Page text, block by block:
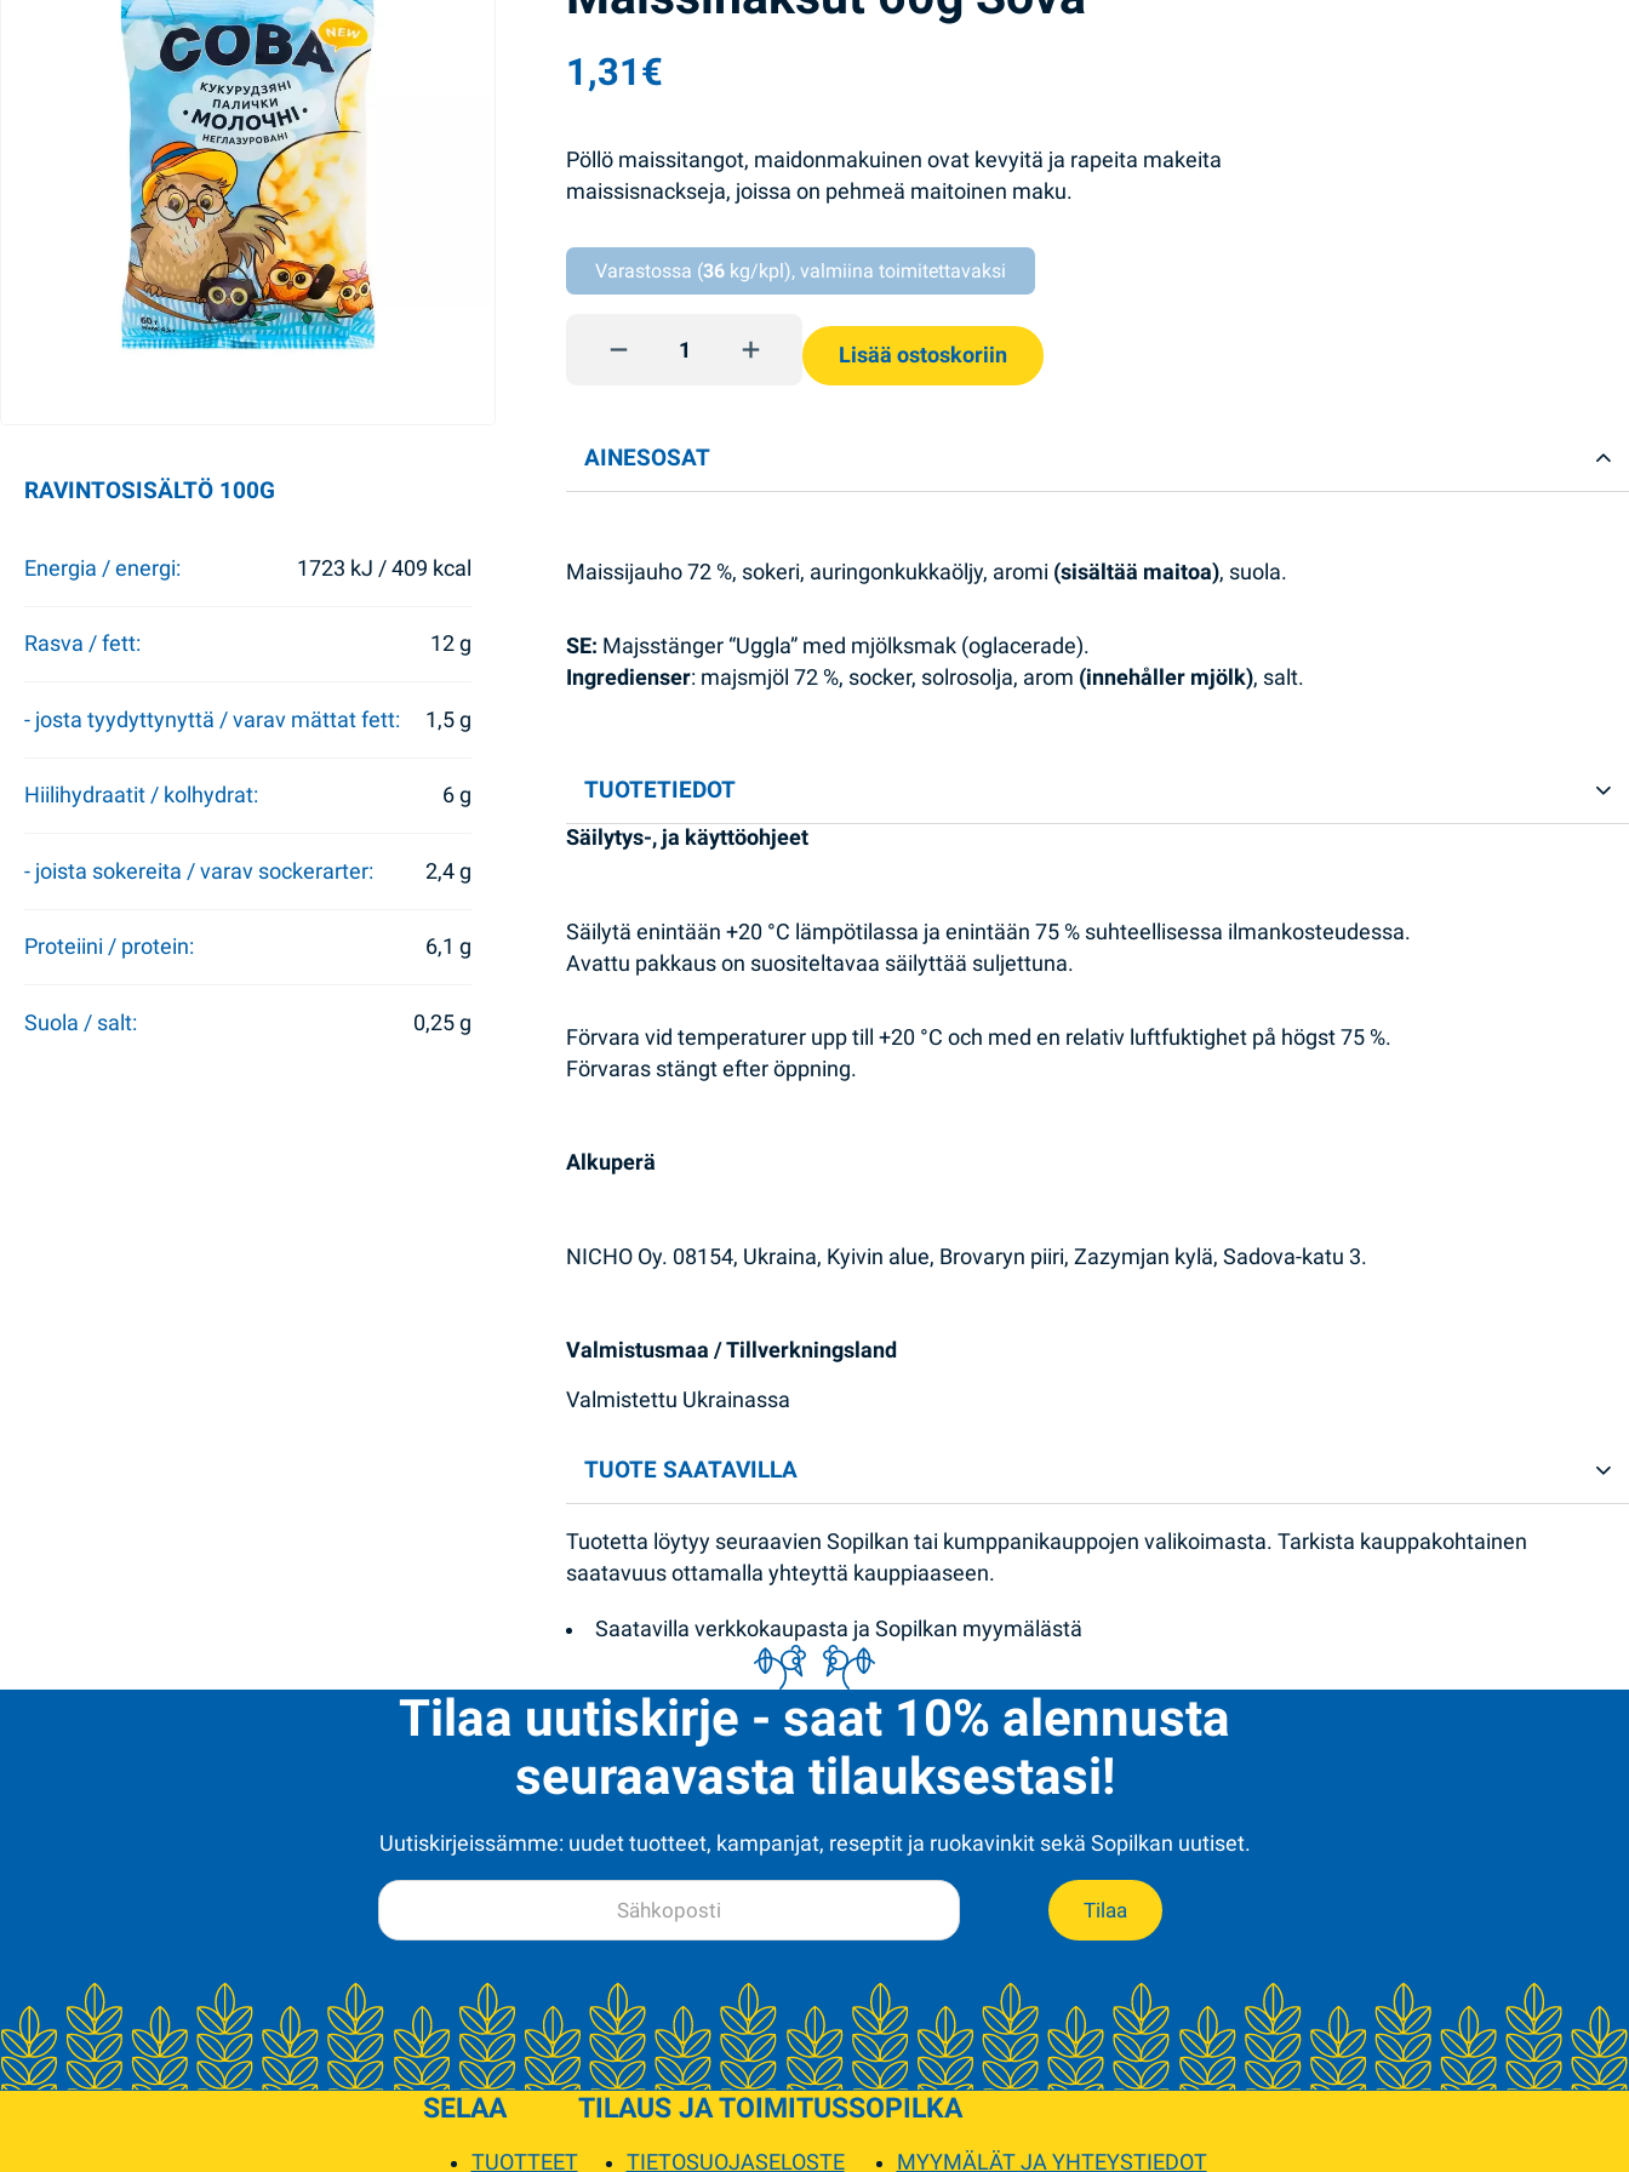
1,31€
Pöllö maissitangot, maidonmakuinen ovat kevyitä ja rapeita makeita
maissisnackseja, joissa on pehmeä maitoinen maku.
Varastossa (36 kg/kpl), valmiina toimitettavaksi
Maissinaksut 60g Sova quantity
Lisää ostoskoriin
RAVINTOSISÄLTÖ 100G
Energia / energi: 1723 kJ / 409 kcal
Rasva / fett: 12 g
- josta tyydyttynyttä / varav mättat fett: 1,5 g
Hiilihydraatit / kolhydrat: 6 g
- joista sokereita / varav sockerarter: 2,4 g
Proteiini / protein: 6,1 g
Suola / salt: 0,25 g
AINESOSAT
Maissijauho 72 %, sokeri, auringonkukkaöljy, aromi (sisältää maitoa), suola.
SE: Majsstänger “Uggla” med mjölksmak (oglacerade).
Ingredienser: majsmjöl 72 %, socker, solrosolja, arom (innehåller mjölk), salt.
TUOTETIEDOT
Säilytys-, ja käyttöohjeet
Säilytä enintään +20 °C lämpötilassa ja enintään 75 % suhteellisessa ilmankosteudessa.
Avattu pakkaus on suositeltavaa säilyttää suljettuna.
Förvara vid temperaturer upp till +20 °C och med en relativ luftfuktighet på högst 75 %.
Förvaras stängt efter öppning.
Alkuperä
NICHO Oy. 08154, Ukraina, Kyivin alue, Brovaryn piiri, Zazymjan kylä, Sadova-katu 3.
Valmistusmaa / Tillverkningsland
Valmistettu Ukrainassa
TUOTE SAATAVILLA
Tuotetta löytyy seuraavien Sopilkan tai kumppanikauppojen valikoimasta. Tarkista kauppakohtainen
saatavuus ottamalla yhteyttä kauppiaaseen.
Saatavilla verkkokaupasta ja Sopilkan myymälästä
Tilaa uutiskirje - saat 10% alennusta
seuraavasta tilauksestasi!
Uutiskirjeissämme: uudet tuotteet, kampanjat, reseptit ja ruokavinkit sekä Sopilkan uutiset.
Tilaa
SELAA
TUOTTEET
TILAUS JA TOIMITUS
TIETOSUOJASELOSTE
SOPILKA
MYYMÄLÄT JA YHTEYSTIEDOT